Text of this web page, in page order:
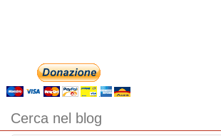
Cerca nel blog